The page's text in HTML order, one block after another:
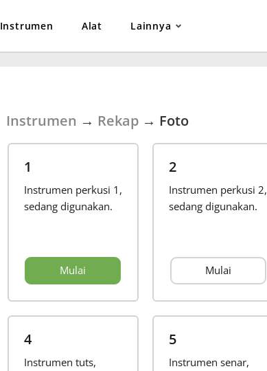
Instrumen Alat Lainnya
Instrumen → Rekap→ Foto
1
Instrumen perkusi 1,
sedang digunakan.
Mulai
2
Instrumen perkusi 2,
sedang digunakan.
Mulai
4
Instrumen tuts,
5
Instrumen senar,